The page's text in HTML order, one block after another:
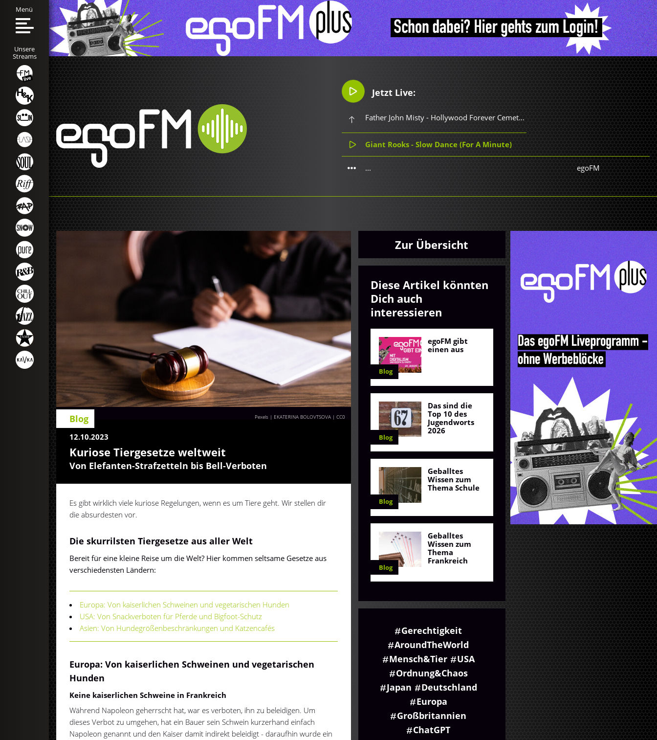
Jetzt Live:
Father John Misty - Hollywood Forever Cemetery Sings
Giant Rooks - Slow Dance (For A Minute)
... egoFM
Menü
Unsere
Streams
Pexels | EKATERINA BOLOVTSOVA| CC0
Blog
12.10.2023
Kuriose Tiergesetze weltweit
Von Elefanten-Strafzetteln bis Bell-Verboten
Es gibt wirklich viele kuriose Regelungen, wenn es um Tiere geht. Wir stellen dir
die absurdesten vor.
Die skurrilsten Tiergesetze aus aller Welt
Bereit für eine kleine Reise um die Welt? Hier kommen seltsame Gesetze aus
verschiedensten Ländern:
Europa: Von kaiserlichen Schweinen und vegetarischen Hunden
USA: Von Snackverboten für Pferde und Bigfoot-Schutz
Asien: Von Hundegrößenbeschränkungen und Katzencafés
Europa: Von kaiserlichen Schweinen und vegetarischen
Hunden
Keine kaiserlichen Schweine in Frankreich
Während Napoleon geherrscht hat, war es verboten, ihn zu beleidigen. Um
dieses Verbot zu umgehen, hat ein Bauer sein Schwein kurzerhand einfach
Napoleon genannt und den Kaiser damit indirekt beleidigt - daraufhin wurde ein
Zur Übersicht
Diese Artikel könnten
Dich auch
interessieren
Blog
egoFM gibt
einen aus
Blog
Das sind die
Top 10 des
Jugendworts
2026
Blog
Geballtes
Wissen zum
Thema Schule
Blog
Geballtes
Wissen zum
Thema
Frankreich
Gerechtigkeit
AroundTheWorld
Mensch&Tier
USA
Ordnung&Chaos
Japan
Deutschland
Europa
Großbritannien
ChatGPT